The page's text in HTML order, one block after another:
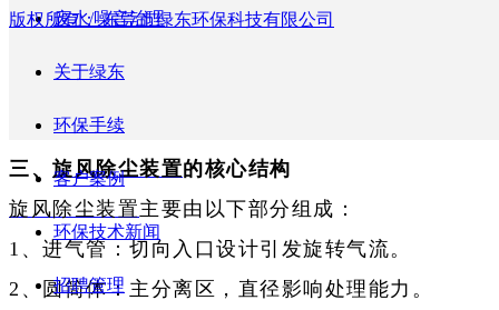
三、 旋风除尘装置的核心结构
旋风除尘装置主要由以下部分组成：
‌1、进气管‌：切向入口设计引发旋转气流‌。
2‌、圆筒体‌：主分离区，直径影响处理能力‌。
废水/噪音治理
关于绿东
环保手续
客户案例
环保技术新闻
招聘管理
版权所有： 东莞市绿东环保科技有限公司